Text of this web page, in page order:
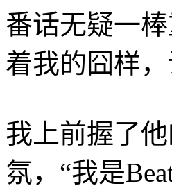
番话无疑一
着我的囧样
我上前握了
氛，“我是